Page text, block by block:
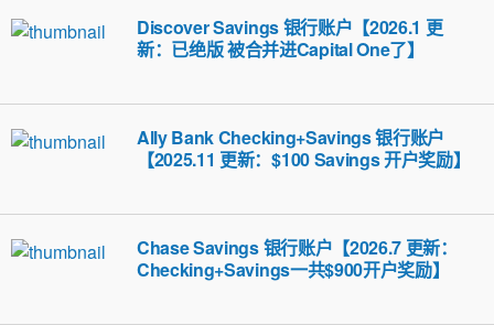
Discover Savings 银行账户【2026.1 更
新：已绝版 被合并进Capital One了】
Ally Bank Checking+Savings 银行账户
【2025.11 更新：$100 Savings 开户奖励】
Chase Savings 银行账户【2026.7 更新：
Checking+Savings一共$900开户奖励】